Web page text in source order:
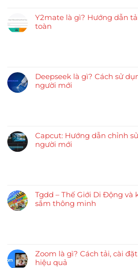
Y2mate là gì? Hướng dẫn
toàn
Deepseek là gì? Cách sử
người mới
Capcut: Hướng dẫn chỉnh
người mới
Tgdd – Thế Giới Di Động
sắm thông minh
Zoom là gì? Cách tải, cài
hiệu quả